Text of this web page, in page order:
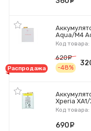
Aqua/M4
Код товара:
Распродажа
620
-48%
Xperia XA1/
Код товара:
690